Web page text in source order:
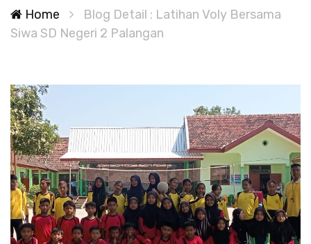
Home
Blog Detail : Latihan Voly Bersama
Siwa SD Negeri 2 Palangan